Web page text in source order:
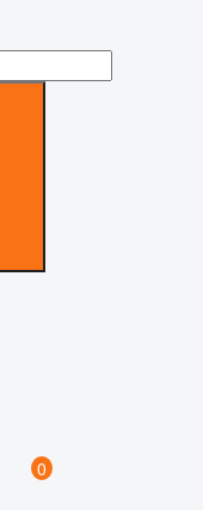
0